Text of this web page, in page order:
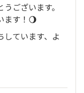
ございます。
ます！🌖
しています、よ